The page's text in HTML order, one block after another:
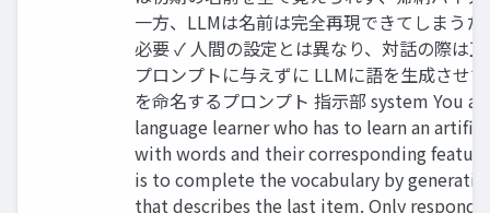
一方、LLMは名前は完全再現できてしまう
必要 ✓ 人間の設定とは異なり、対話の際は
プロンプトに与えずに LLMに語を生成させ
を命名するプロンプト 指示部 system You
language learner who has to learn an
with words and their corresponding
is to complete the vocabulary by
that describes the last item. Only respond